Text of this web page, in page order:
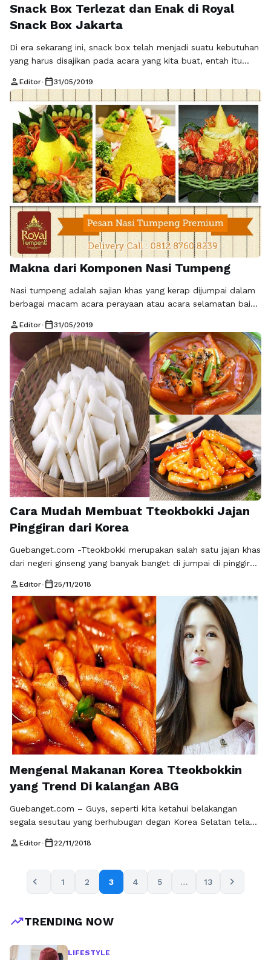
Snack Box Terlezat dan Enak di Royal
Snack Box Jakarta
Di era sekarang ini, snack box telah menjadi suatu kebutuhan
yang harus disajikan pada acara yang kita buat, entah itu
dan gathering. dan hal ini terkadang membuat bingung
dalam menentukan memilih snack yang cocok dengan acara
dan sesuai dengan budget yang kita sediakan. Dalam
menentukan snack yang …Baca Selengkapnya
person Editor• calendar_today31/05/2019
Makna dari Komponen Nasi Tumpeng
Nasi tumpeng adalah sajian khas yang kerap dijumpai dalam
berbagai macam acara perayaan atau acara selamatan baik
pulau Jawa dan pulau-pulau lainnya hingga saat ini. Nasi
Tumpeng telah menjadi ikon penting pada setiap acara
syukuran atau acara lainnya dalam tradisi serta budaya
Jawa. Maka dari itu …Baca Selengkapnya
person Editor• calendar_today31/05/2019
Cara Mudah Membuat Tteokbokki Jajan
Pinggiran dari Korea
Guebanget.com -Tteokbokki merupakan salah satu jajan khas
dari negeri ginseng yang banyak banget di jumpai di pinggiran
khas rakyat. Dan harganya juga lumayan relatif murah, juga
dikemas dengan sangat pedas sesuai banget dengan selera
orang Korea terutama anak muda nya. Dan saat ini pun
makan tersebut juga …Baca Selengkapnya
person Editor• calendar_today 25/11/2018
Mengenal Makanan Korea Tteokbokkin
yang Trend Di kalangan ABG
Guebanget.com – Guys, seperti kita ketahui belakangan
segala sesutau yang berhubugan degan Korea Selatan telah
atau ABG. Terutama di negara kita sendiri, terbukti setiap
selalu di sambut dengan bejibunannya para fans, Kpop atau
Kdrama. Mulai dari bandara …
Baca Selengkapnya
person Editor• calendar_today 22/11/2018
chevron_left 1 2 3 4 5 … 13 chevron_right
trending_upTRENDING NOW
LIFESTYLE